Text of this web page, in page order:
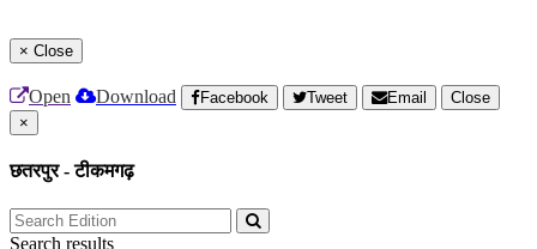
× Close
Open Download Facebook Tweet Email
Close
×
छतरपुर - टीकमगढ़
Search results